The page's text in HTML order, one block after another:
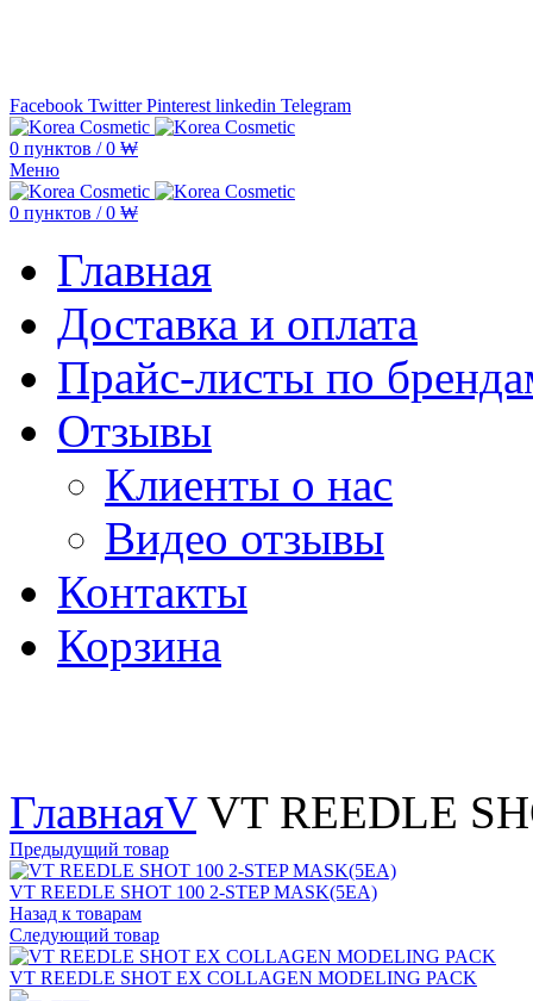
Facebook Twitter Pinterest linkedin Telegram
0 пунктов / 0 ₩
Меню
0 пунктов / 0 ₩
Главная
Доставка и оплата
Прайс-листы по
Отзывы
Клиенты о нас
Видео отзывы
Контакты
Корзина
ГлавнаяVVT REEDLE
Предыдущий товар
VT REEDLE SHOT 100 2-STEP MASK(5EA)
Назад к товарам
Следующий товар
VT REEDLE SHOT EX COLLAGEN MODELING PACK